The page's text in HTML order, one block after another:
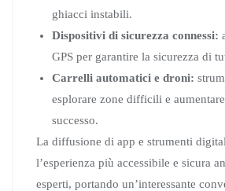
ghiacci instabili.
Dispositivi di sicurezza connessi:
GPS per garantire la sicurezza di
Carrelli automatici e droni:
esplorare zone difficili e
successo.
La diffusione di app e strumenti
l’esperienza più accessibile e sicura
esperti, portando un’interessante